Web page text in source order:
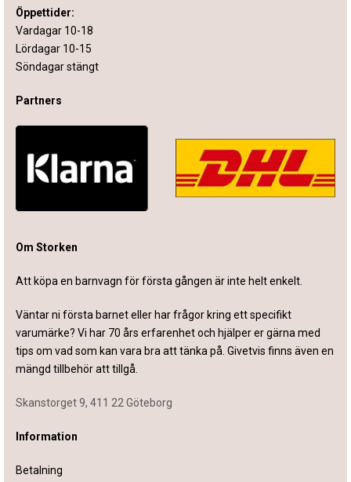
Öppettider:
Vardagar 10-18
Lördagar 10-15
Söndagar stängt
Partners
Om Storken
Att köpa en barnvagn för första gången är inte helt enkelt.
Väntar ni första barnet eller har frågor kring ett specifikt
varumärke? Vi har 70 års erfarenhet och hjälper er gärna med
tips om vad som kan vara bra att tänka på. Givetvis finns även en
mängd tillbehör att tillgå.
Skanstorget 9, 411 22 Göteborg
Information
Betalning